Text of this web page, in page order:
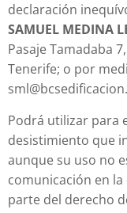
declaración
SAMUEL MEDINA
Pasaje Tamadaba
Tenerife; o por
Podrá utilizar para
desistimiento que
aunque su uso no
comunicación en
parte del derecho